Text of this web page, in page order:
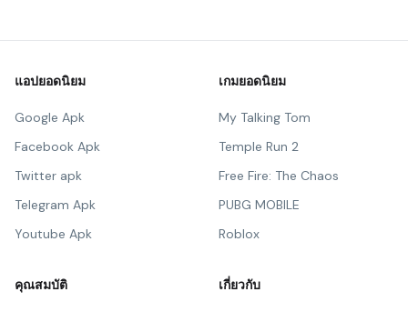
แอปยอดนิยม
Google Apk
Facebook Apk
Twitter apk
Telegram Apk
Youtube Apk
เกมยอดนิยม
My Talking Tom
Temple Run 2
Free Fire: The Chaos
PUBG MOBILE
Roblox
คุณสมบัติ เกี่ยวกับ